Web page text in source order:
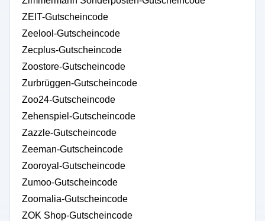
ZEIT-Gutscheincode
Zeelool-Gutscheincode
Zecplus-Gutscheincode
Zoostore-Gutscheincode
Zurbrüggen-Gutscheincode
Zoo24-Gutscheincode
Zehenspiel-Gutscheincode
Zazzle-Gutscheincode
Zeeman-Gutscheincode
Zooroyal-Gutscheincode
Zumoo-Gutscheincode
Zoomalia-Gutscheincode
ZOK Shop-Gutscheincode